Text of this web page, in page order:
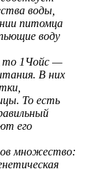
воды,
питомца
воду
то 1Чойс —
В них
То есть
его
множество: